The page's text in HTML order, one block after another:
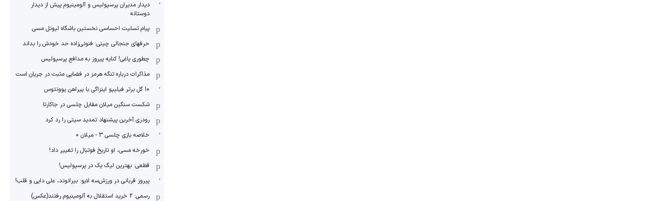
دیدار مدیران پرسپولیس و آلومینیوم پیش از دیدار
دوستانه
پیام تسلیت احساسی نخستین باشگاه لیونل مسی
حرفهای جنجالی چینی: فنونی‌زاده حد خودش را بداند
چطوری یاغی! کنایه پیروز به مدافع پرسپولیس
مذاکرات درباره تنگه هرمز در فضایی مثبت در جریان است
10 گل برتر فیلیپو اینزاگی با پیراهن یوونتوس
شکست سنگین میلان مقابل چلسی در جاکارتا
رودری آخرین پیشنهاد تمدید سیتی را رد کرد
خلاصه بازی چلسی 3 - میلان 0
خورخه مسی، او تاریخ فوتبال را تغییر داد!
قطعی: بهترین لیگ یک در پرسپولیس!
پیروز قربانی در ورزش‌سه لایو: بیرانوند، علی دایی و قلب!
رسمی: 2 خرید استقلال به آلومینیوم رفتند(عکس)